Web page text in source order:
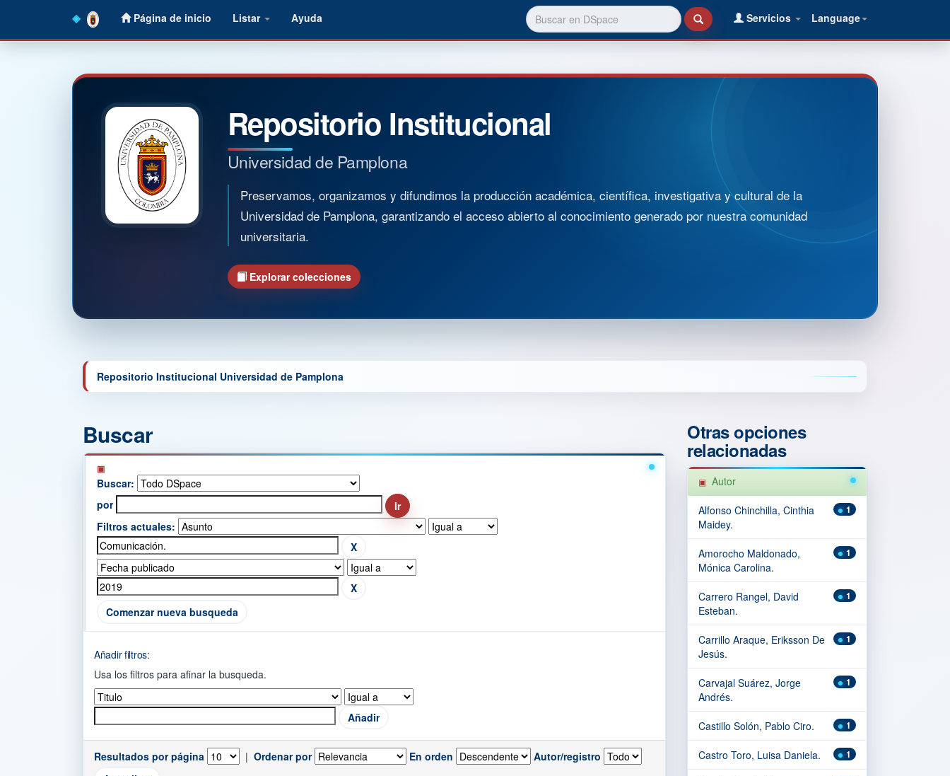
Página de inicio Listar Ayuda Language
Servicios
Repositorio Institucional
Universidad de Pamplona
Preservamos, organizamos y difundimos la producción académica, científica, investigativa y cultural de la
Universidad de Pamplona, garantizando el acceso abierto al conocimiento generado por nuestra comunidad
universitaria.
Explorar colecciones
Repositorio Institucional Universidad de Pamplona
Buscar
Buscar:
por
Filtros actuales:
Comenzar nueva busqueda
Añadir filtros:
Usa los filtros para afinar la busqueda.
Resultados por página | Ordenar por En orden Autor/registro
Otras opciones
relacionadas
Autor
1
Alfonso Chinchilla, Cinthia
Maidey.
1
Amorocho Maldonado,
Mónica Carolina.
1
Carrero Rangel, David
Esteban.
1
Carrillo Araque, Eriksson De
Jesús.
1
Carvajal Suárez, Jorge
Andrés.
1
Castillo Solón, Pablo Ciro.
1
Castro Toro, Luisa Daniela.